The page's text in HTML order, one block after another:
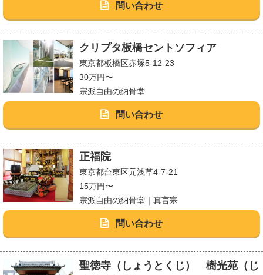
問い合わせ
クリプタ板橋セントソフィア
東京都板橋区赤塚5-12-23
30万円〜
宗派自由の納骨堂
問い合わせ
正福院
東京都台東区元浅草4-7-21
15万円〜
宗派自由の納骨堂｜真言宗
問い合わせ
聖徳寺（しょうとくじ） 樹光苑（じ